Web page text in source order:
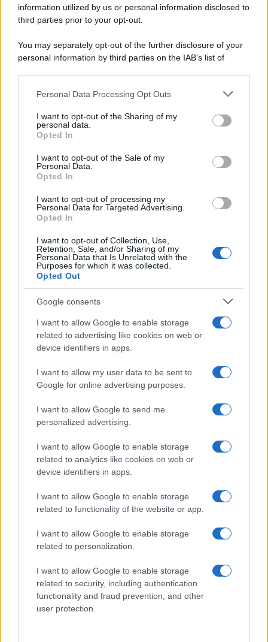
information utilized by us or personal information disclosed to
third parties prior to your opt-out.
You may separately opt-out of the further disclosure of your
personal information by third parties on the IAB’s list of
This information may also be disclosed by us to third parties
disclose it to other third parties.
Please note that this website/app uses one or more Google
services and may gather and store information including but
not limited to your visit or usage behaviour. You may click to
grant or deny consent to Google and its third-party tags to
consent section.
Personal Data Processing Opt Outs
I want to opt-out of the Sharing of my
personal data.
Opted In
I want to opt-out of the Sale of my
Personal Data.
Opted In
I want to opt-out of processing my
Personal Data for Targeted Advertising.
Opted In
I want to opt-out of Collection, Use,
Retention, Sale, and/or Sharing of my
Personal Data that Is Unrelated with the
Purposes for which it was collected.
Opted Out
Google consents
I want to allow Google to enable storage
related to advertising like cookies on web or
device identifiers in apps.
I want to allow my user data to be sent to
Google for online advertising purposes.
I want to allow Google to send me
personalized advertising.
I want to allow Google to enable storage
related to analytics like cookies on web or
device identifiers in apps.
I want to allow Google to enable storage
related to functionality of the website or app.
I want to allow Google to enable storage
related to personalization.
I want to allow Google to enable storage
related to security, including authentication
functionality and fraud prevention, and other
user protection.
FRASI
Frasi celebri
Frasi da condividere
Poesie
Frasi dei film
Frasi film più lette
Incipit dei film
Film più cercati
Frasi sul cinema
SERVIZI
Mappa del sito
Cookie Policy
Frasi suddivise per tema
Indice degli autori
Aforismi .meglio.it è l'archivio web dedicato a frasi,
aforismi e citazioni più grande del web (137.905 frasi in
database) • ©2005-2025 • La riproduzione dei testi è
consentita citando la fonte secondo la Licenza